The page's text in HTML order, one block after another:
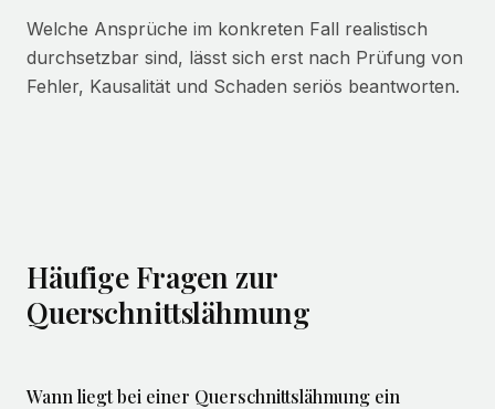
Welche Ansprüche im konkreten Fall realistisch
durchsetzbar sind, lässt sich erst nach Prüfung von
Fehler, Kausalität und Schaden seriös beantworten.
Häufige Fragen zur
Querschnittslähmung
Wann liegt bei einer Querschnittslähmung ein